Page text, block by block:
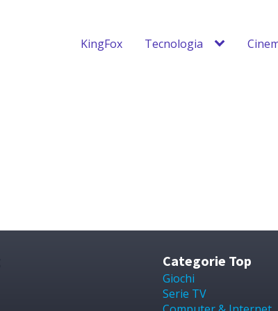
KingFox Tecnologia
Categorie Top
Giochi
Serie TV